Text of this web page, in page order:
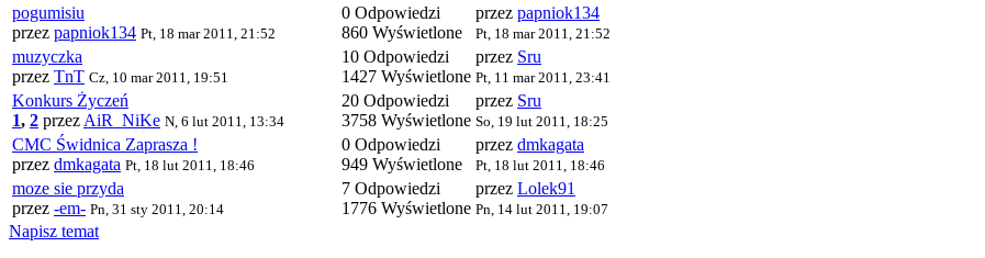
pogumisiu
przez papniok134 Pt, 18 mar 2011, 21:52
0 Odpowiedzi
860 Wyświetlone
przez papniok134
Pt, 18 mar 2011, 21:52
muzyczka
przez TnT Cz, 10 mar 2011, 19:51
10 Odpowiedzi
1427 Wyświetlone
przez Sru
Pt, 11 mar 2011, 23:41
Konkurs Życzeń
1, 2 przez AiR_NiKe N, 6 lut 2011, 13:34
20 Odpowiedzi
3758 Wyświetlone
przez Sru
So, 19 lut 2011, 18:25
CMC Świdnica Zaprasza !
przez dmkagata Pt, 18 lut 2011, 18:46
0 Odpowiedzi
949 Wyświetlone
przez dmkagata
Pt, 18 lut 2011, 18:46
moze sie przyda
przez -em- Pn, 31 sty 2011, 20:14
7 Odpowiedzi
1776 Wyświetlone
przez Lolek91
Pn, 14 lut 2011, 19:07
Napisz temat